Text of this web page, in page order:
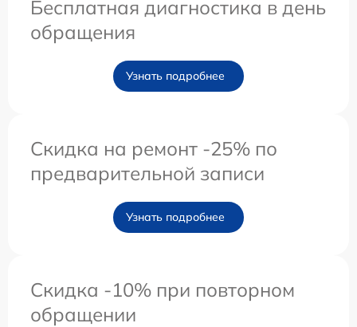
Бесплатная диагностика в день
обращения
Узнать подробнее
Скидка на ремонт -25% по
предварительной записи
Узнать подробнее
Скидка -10% при повторном
обращении